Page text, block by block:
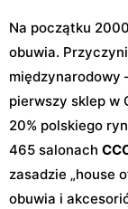
Na początku
obuwia.
międzynarodowy
pierwszy sklep w
20% polskiego
465 salonach
zasadzie „house
obuwia i